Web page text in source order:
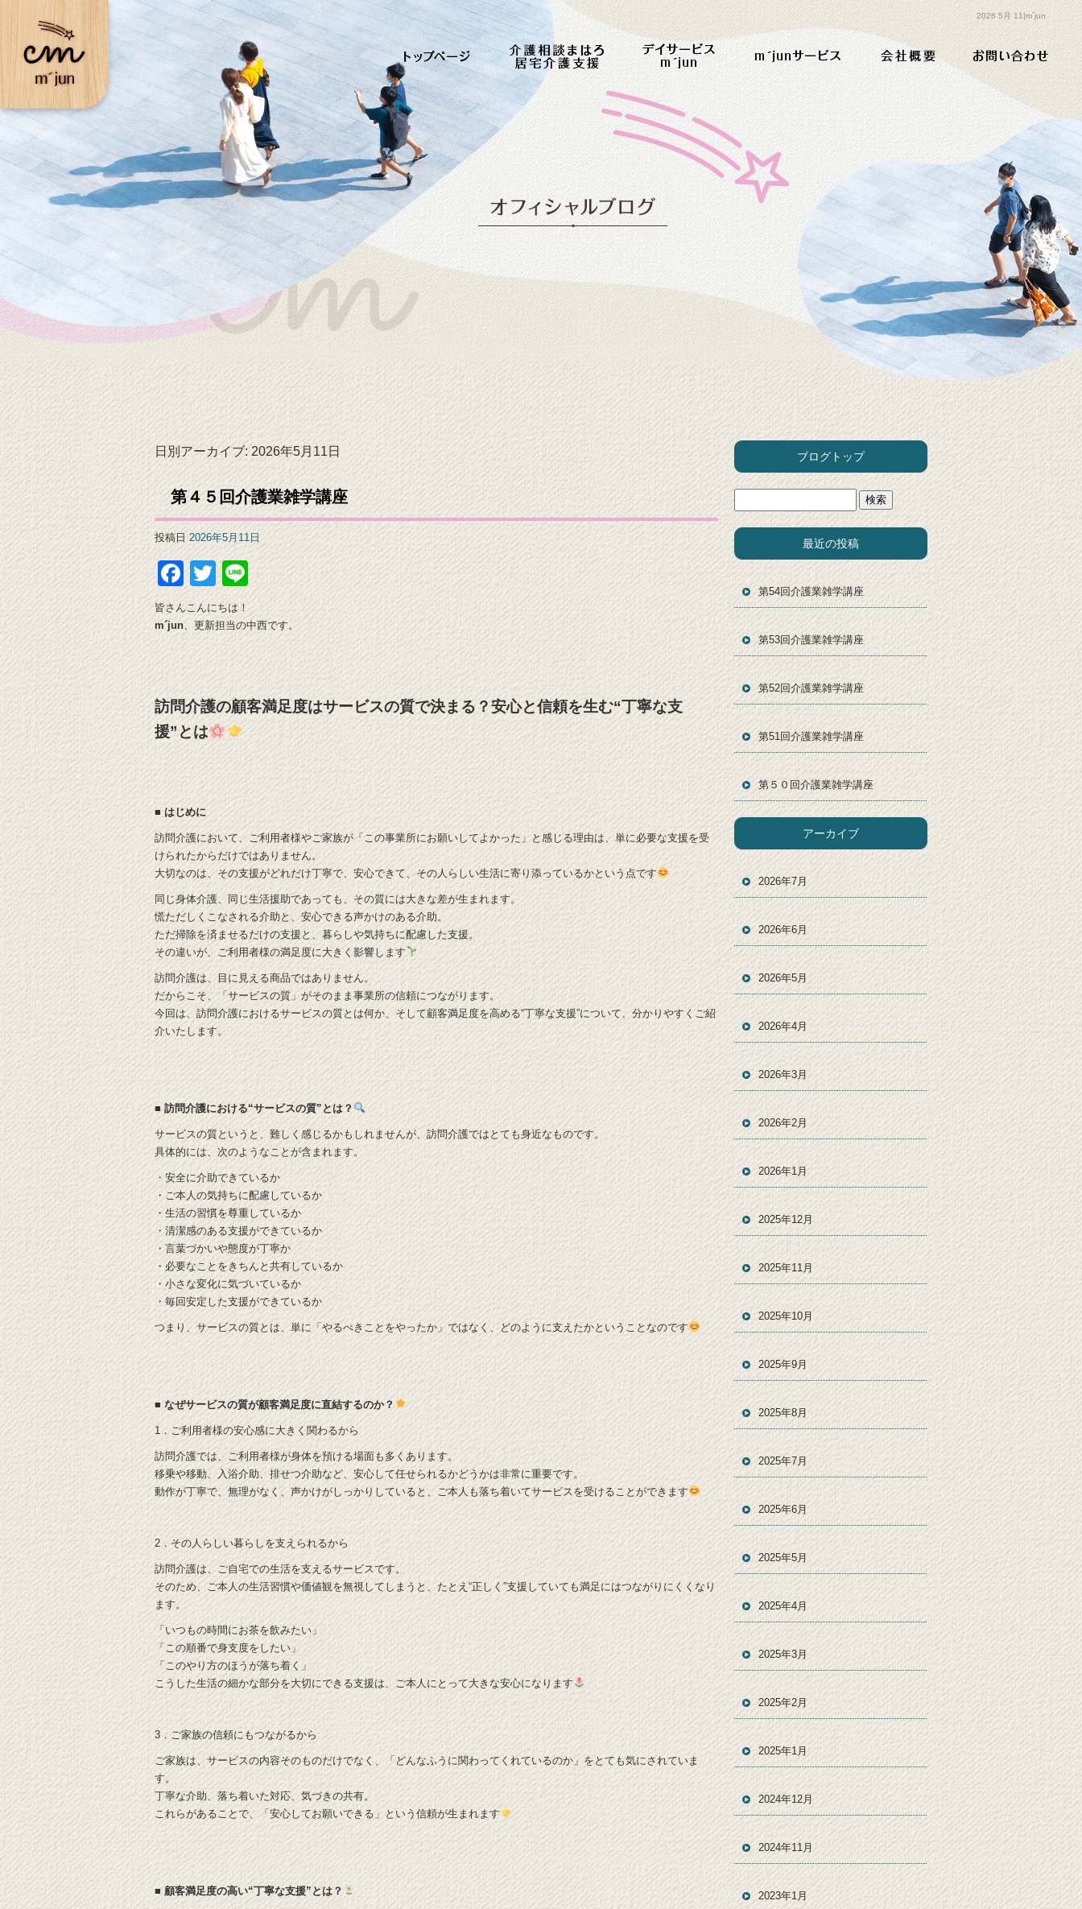
2026 5月 11|m´jun
日別アーカイブ:2026年5月11日
第４５回介護業雑学講座
投稿日 2026年5月11日
Facebook
Twitter
Line
皆さんこんにちは！
m´jun、更新担当の中西です。
訪問介護の顧客満足度はサービスの質で決まる？安心と信頼を生む“丁寧な支
援”とは
■ はじめに
訪問介護において、ご利用者様やご家族が「この事業所にお願いしてよかった」と感じる理由は、単に必要な支援を受
けられたからだけではありません。
大切なのは、その支援がどれだけ丁寧で、安心できて、その人らしい生活に寄り添っているかという点です
同じ身体介護、同じ生活援助であっても、その質には大きな差が生まれます。
慌ただしくこなされる介助と、安心できる声かけのある介助。
ただ掃除を済ませるだけの支援と、暮らしや気持ちに配慮した支援。
その違いが、ご利用者様の満足度に大きく影響します
訪問介護は、目に見える商品ではありません。
だからこそ、「サービスの質」がそのまま事業所の信頼につながります。
今回は、訪問介護におけるサービスの質とは何か、そして顧客満足度を高める“丁寧な支援”について、分かりやすくご紹
介いたします。
■ 訪問介護における“サービスの質”とは？
サービスの質というと、難しく感じるかもしれませんが、訪問介護ではとても身近なものです。
具体的には、次のようなことが含まれます。
・安全に介助できているか
・ご本人の気持ちに配慮しているか
・生活の習慣を尊重しているか
・清潔感のある支援ができているか
・言葉づかいや態度が丁寧か
・必要なことをきちんと共有しているか
・小さな変化に気づいているか
・毎回安定した支援ができているか
つまり、サービスの質とは、単に「やるべきことをやったか」ではなく、どのように支えたかということなのです
■ なぜサービスの質が顧客満足度に直結するのか？
1．ご利用者様の安心感に大きく関わるから
訪問介護では、ご利用者様が身体を預ける場面も多くあります。
移乗や移動、入浴介助、排せつ介助など、安心して任せられるかどうかは非常に重要です。
動作が丁寧で、無理がなく、声かけがしっかりしていると、ご本人も落ち着いてサービスを受けることができます
2．その人らしい暮らしを支えられるから
訪問介護は、ご自宅での生活を支えるサービスです。
そのため、ご本人の生活習慣や価値観を無視してしまうと、たとえ“正しく”支援していても満足にはつながりにくくなり
ます。
「いつもの時間にお茶を飲みたい」
「この順番で身支度をしたい」
「このやり方のほうが落ち着く」
こうした生活の細かな部分を大切にできる支援は、ご本人にとって大きな安心になります
3．ご家族の信頼にもつながるから
ご家族は、サービスの内容そのものだけでなく、「どんなふうに関わってくれているのか」をとても気にされていま
す。
丁寧な介助、落ち着いた対応、気づきの共有。
これらがあることで、「安心してお願いできる」という信頼が生まれます
■ 顧客満足度の高い“丁寧な支援”とは？
ブログトップ
最近の投稿
第54回介護業雑学講座
第53回介護業雑学講座
第52回介護業雑学講座
第51回介護業雑学講座
第５０回介護業雑学講座
アーカイブ
2026年7月
2026年6月
2026年5月
2026年4月
2026年3月
2026年2月
2026年1月
2025年12月
2025年11月
2025年10月
2025年9月
2025年8月
2025年7月
2025年6月
2025年5月
2025年4月
2025年3月
2025年2月
2025年1月
2024年12月
2024年11月
2023年1月